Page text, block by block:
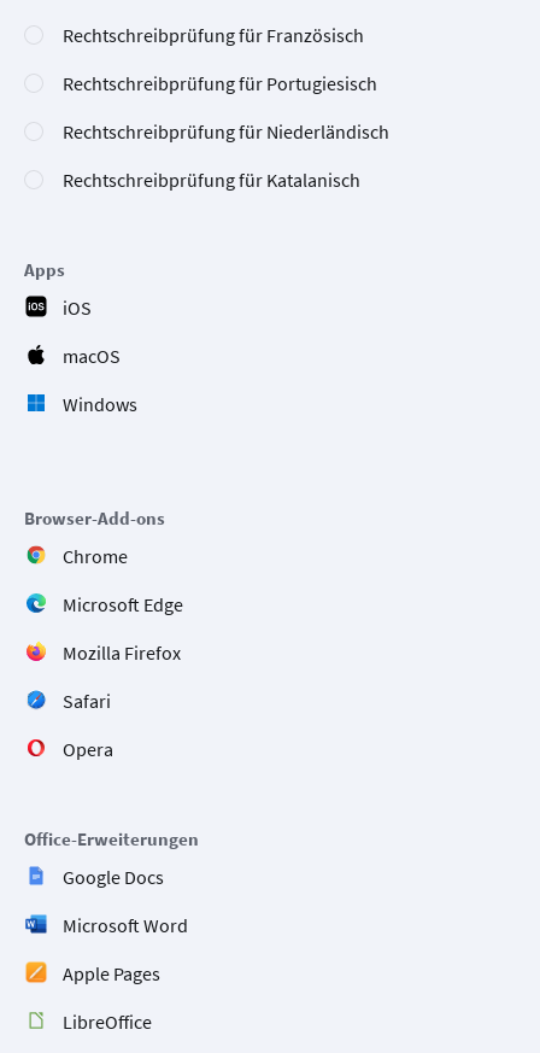
Rechtschreibprüfung für Französisch
Rechtschreibprüfung für Portugiesisch
Rechtschreibprüfung für Niederländisch
Rechtschreibprüfung für Katalanisch
Apps
iOS
macOS
Windows
Browser-Add-ons
Chrome
Microsoft Edge
Mozilla Firefox
Safari
Opera
Office-Erweiterungen
Google Docs
Microsoft Word
Apple Pages
LibreOffice